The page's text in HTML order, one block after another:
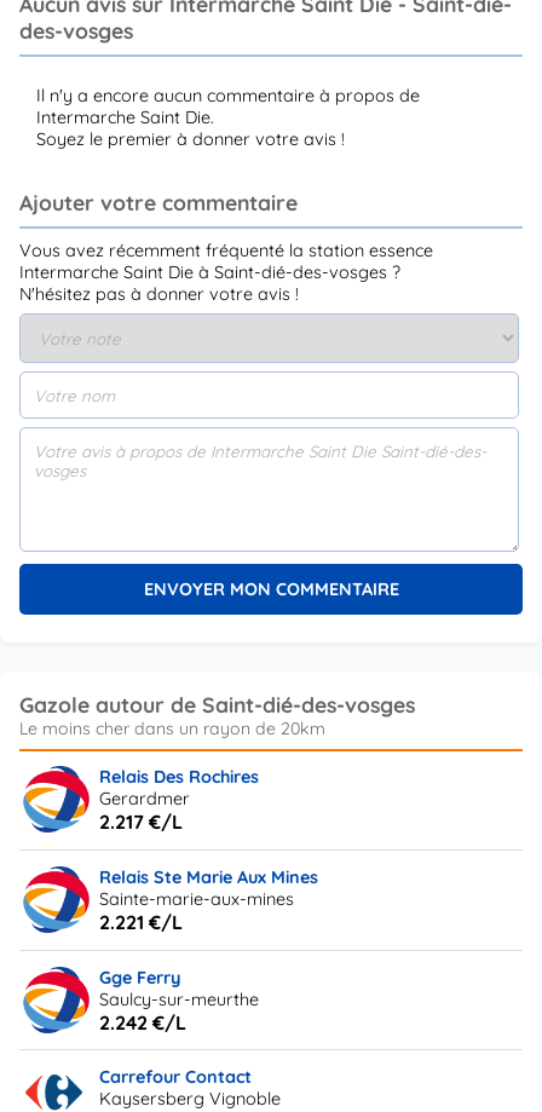
des-vosges
Il n'y a encore aucun commentaire à propos de
Intermarche Saint Die.
Soyez le premier à donner votre avis !
Ajouter votre commentaire
Vous avez récemment fréquenté la station essence
Intermarche Saint Die à Saint-dié-des-vosges ?
N'hésitez pas à donner votre avis !
Gazole autour de Saint-dié-des-vosges
Relais Des Rochires
Gerardmer
2.217 €/L
Relais Ste Marie Aux Mines
Sainte-marie-aux-mines
2.221 €/L
Gge Ferry
Saulcy-sur-meurthe
2.242 €/L
Carrefour Contact
Kaysersberg Vignoble